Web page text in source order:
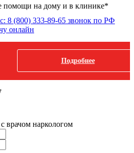
помощи на дому и в клинике*
8 (800) 333-89-65 звонок по РФ
онлайн
Подробнее
с врачом наркологом